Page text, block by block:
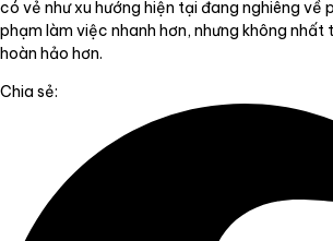
có vẻ như xu hướng hiện tại đang nghiêng về
phạm làm việc nhanh hơn, nhưng không nhất
hoàn hảo hơn.
Chia sẻ: